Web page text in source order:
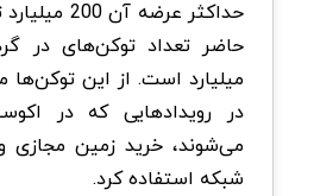
حداکثر
میلیارد است. از این
در رویدادهایی که در
می‌شوند، خرید زمین مجازی
شبکه استفاده کرد.